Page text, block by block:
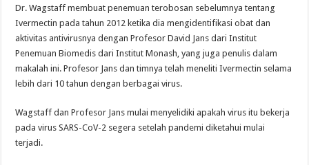
Dr. Wagstaff membuat penemuan terobosan sebelumnya tentang
Ivermectin pada tahun 2012 ketika dia mengidentifikasi obat dan
aktivitas antivirusnya dengan Profesor David Jans dari Institut
Penemuan Biomedis dari Institut Monash, yang juga penulis dalam
makalah ini. Profesor Jans dan timnya telah meneliti Ivermectin selama
lebih dari 10 tahun dengan berbagai virus.
Wagstaff dan Profesor Jans mulai menyelidiki apakah virus itu bekerja
pada virus SARS-CoV-2 segera setelah pandemi diketahui mulai
terjadi.